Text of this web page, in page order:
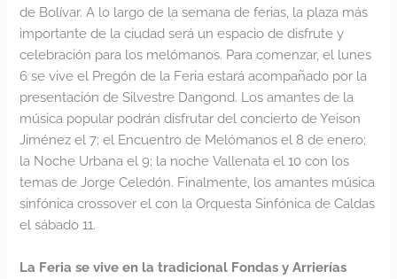
de Bolívar. A lo largo de la semana de ferias, la plaza más
importante de la ciudad será un espacio de disfrute y
celebración para los melómanos. Para comenzar, el lunes
6 se vive el Pregón de la Feria estará acompañado por la
presentación de Silvestre Dangond. Los amantes de la
música popular podrán disfrutar del concierto de Yeison
Jiménez el 7; el Encuentro de Melómanos el 8 de enero;
la Noche Urbana el 9; la noche Vallenata el 10 con los
temas de Jorge Celedón. Finalmente, los amantes música
sinfónica crossover el con la Orquesta Sinfónica de Caldas
el sábado 11.
La Feria se vive en la tradicional Fondas y Arrierías